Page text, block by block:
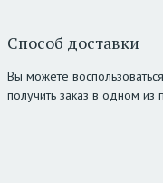
Способ доставки
Вы можете
получить заказ в одном из